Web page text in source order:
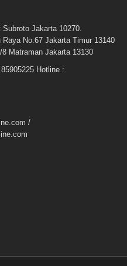
Jakarta 10270.
No.67 Jakarta Timur 13140
Matraman Jakarta 13130
Hotline :
/